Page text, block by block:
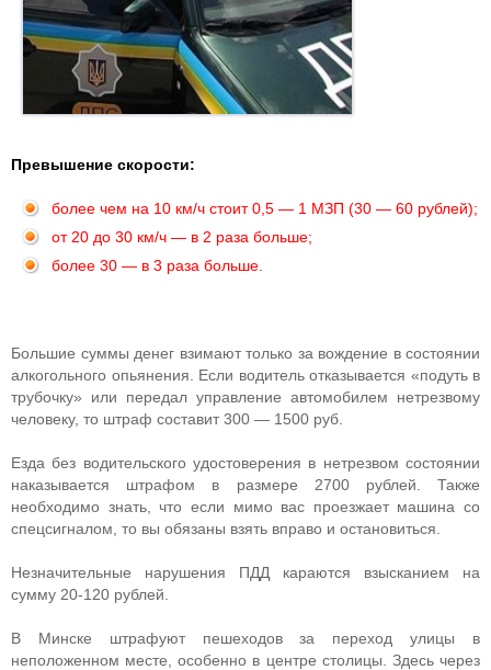
Превышение скорости:
более чем на 10 км/ч стоит 0,5 — 1 МЗП (30 — 60 рублей);
от 20 до 30 км/ч — в 2 раза больше;
более 30 — в 3 раза больше.
Большие суммы денег взимают только за вождение в состоянии
алкогольного опьянения. Если водитель отказывается «подуть в
трубочку» или передал управление автомобилем нетрезвому
человеку, то штраф составит 300 — 1500 руб.
Езда без водительского удостоверения в нетрезвом состоянии
наказывается штрафом в размере 2700 рублей. Также
необходимо знать, что если мимо вас проезжает машина со
спецсигналом, то вы обязаны взять вправо и остановиться.
Незначительные нарушения ПДД караются взысканием на
сумму 20-120 рублей.
В Минске штрафуют пешеходов за переход улицы в
неположенном месте, особенно в центре столицы. Здесь через